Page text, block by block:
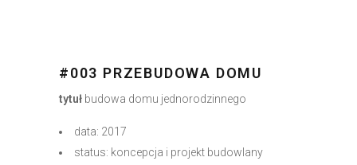
#003 PRZEBUDOWA DOMU
tytuł budowa domu jednorodzinnego
data: 2017
status: koncepcja i projekt budowlany